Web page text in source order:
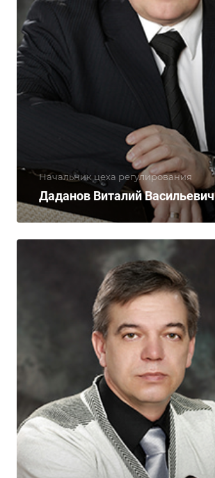
Начальник цеха регулирования
Даданов Виталий Васильевич